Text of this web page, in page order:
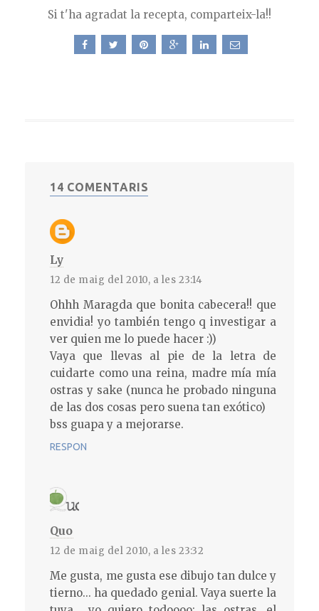
Si t'ha agradat la recepta, comparteix-la!!
14 COMENTARIS
Ly
12 de maig del 2010, a les 23:14
Ohhh Maragda que bonita cabecera!! que
envidia! yo también tengo q investigar a
ver quien me lo puede hacer :))
Vaya que llevas al pie de la letra de
cuidarte como una reina, madre mía mía
ostras y sake (nunca he probado ninguna
de las dos cosas pero suena tan exótico)
bss guapa y a mejorarse.
RESPON
Quo
12 de maig del 2010, a les 23:32
Me gusta, me gusta ese dibujo tan dulce y
tierno... ha quedado genial. Vaya suerte la